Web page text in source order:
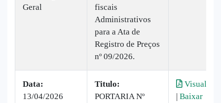
Geral
fiscais
Administrativos
para a Ata de
Registro de Preços
nº 09/2026.
Data:
13/04/2026
Titulo:
PORTARIA Nº
Visualizar
| Baixar